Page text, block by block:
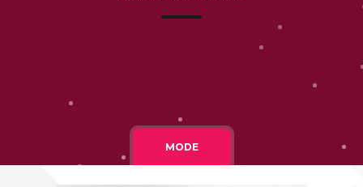
Traitement de mes données
Mentions légales
MODE